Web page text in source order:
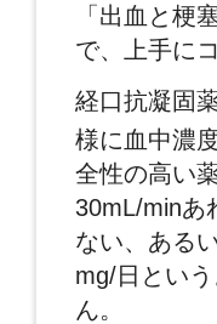
「出血と梗
で、上手に
経口抗凝固
様に血中濃
全性の高い
30mL/minあ
ない、ある
mg/日とい
ん。